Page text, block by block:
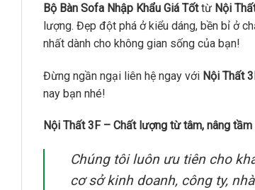
Bộ Bàn Sofa Nhập Khẩu Giá Tốttừ Nội
lượng. Đẹp đột phá ở kiểu dáng, bền bỉ ở
nhất dành cho không gian sống của bạn!
Đừng ngần ngại liên hệ ngay với Nội Thất
nay bạn nhé!
Nội Thất 3F – Chất lượng từ tâm, nâng
Chúng tôi luôn ưu tiên cho
cơ sở kinh doanh, công ty,